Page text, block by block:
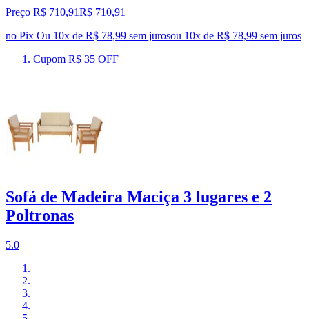
Preço R$ 710,91R$ 710,91
no Pix Ou 10x de R$ 78,99 sem jurosou 10x de R$ 78,99 sem juros
Cupom R$ 35 OFF
Sofá de Madeira Maciça 3 lugares e 2
Poltronas
5.0